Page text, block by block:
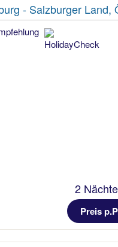
- Salzburger Land,
2
Preis